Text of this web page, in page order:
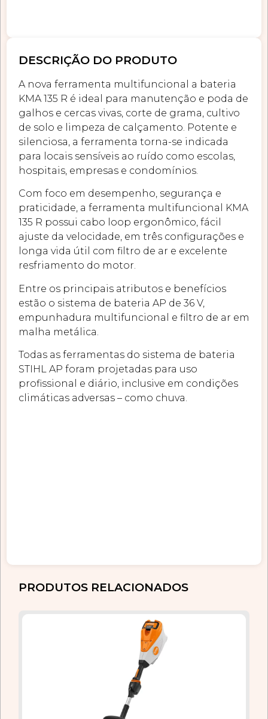
DESCRIÇÃO DO PRODUTO
A nova ferramenta multifuncional a bateria
KMA 135 R é ideal para manutenção e poda de
galhos e cercas vivas, corte de grama, cultivo
de solo e limpeza de calçamento. Potente e
silenciosa, a ferramenta torna-se indicada
para locais sensíveis ao ruído como escolas,
hospitais, empresas e condomínios.
Com foco em desempenho, segurança e
praticidade, a ferramenta multifuncional KMA
135 R possui cabo loop ergonômico, fácil
ajuste da velocidade, em três configurações e
longa vida útil com filtro de ar e excelente
resfriamento do motor.
Entre os principais atributos e benefícios
estão o sistema de bateria AP de 36 V,
empunhadura multifuncional e filtro de ar em
malha metálica.
Todas as ferramentas do sistema de bateria
STIHL AP foram projetadas para uso
profissional e diário, inclusive em condições
climáticas adversas – como chuva.
PRODUTOS RELACIONADOS